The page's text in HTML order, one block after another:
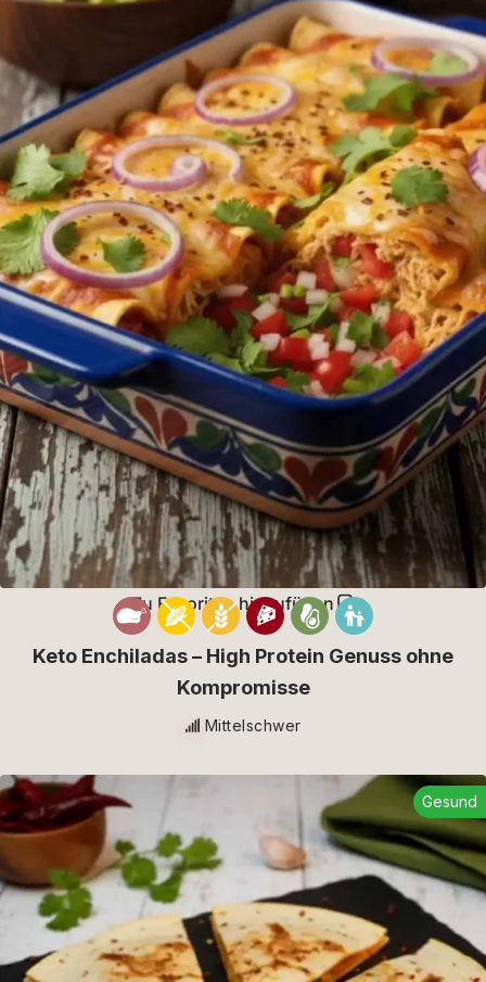
Zu Favoriten hinzufügen
Keto Enchiladas – High Protein Genuss ohne
Kompromisse
Mittelschwer
Gesund